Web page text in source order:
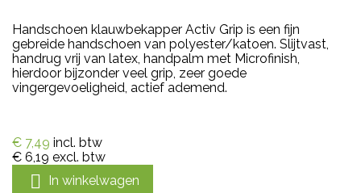
Handschoen klauwbekapper Activ Grip is een fijn
gebreide handschoen van polyester/katoen. Slijtvast,
handrug vrij van latex, handpalm met Microfinish,
hierdoor bijzonder veel grip, zeer goede
vingergevoeligheid, actief ademend.
€ 7,49 incl. btw
€ 6,19 excl. btw
 In winkelwagen